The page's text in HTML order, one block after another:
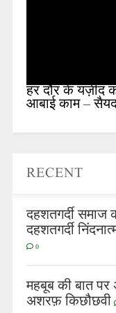
हर दौर के यज़ीद
आबाई काम –
RECENT
दहशतगर्दी समाज
दहशतगर्दी
0
महबूब की बात
अशरफ़ किछौछवी